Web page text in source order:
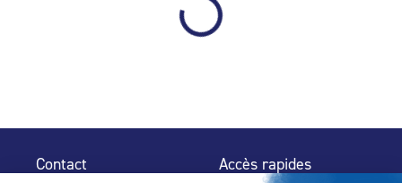
Contact Accès rapides